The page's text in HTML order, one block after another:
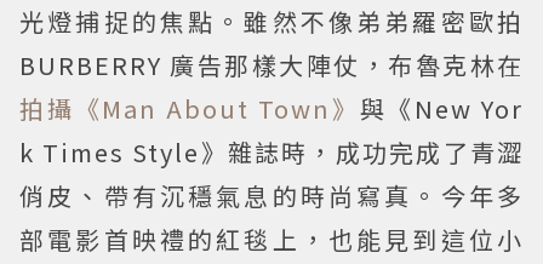
光燈捕捉的焦點。雖然不像弟弟羅密歐拍
BURBERRY 廣告那樣大陣仗，布魯克林在
拍攝《Man About Town》 與《New Yor
k Times Style》雜誌時，成功完成了青澀
俏皮、帶有沉穩氣息的時尚寫真。今年多
部電影首映禮的紅毯上，也能見到這位小